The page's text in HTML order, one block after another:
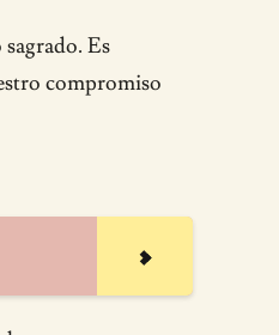
Es
compromiso